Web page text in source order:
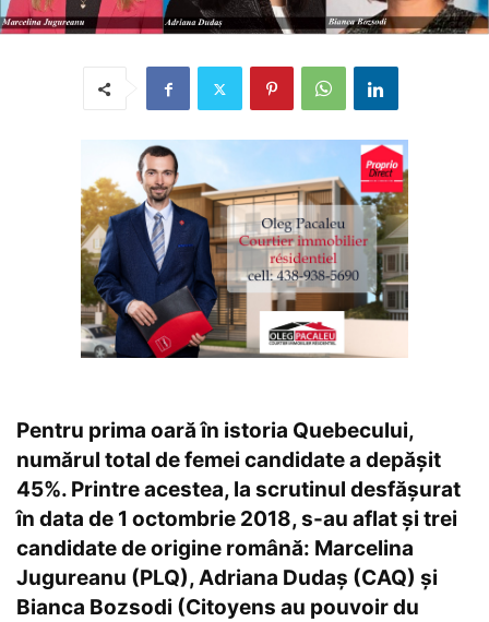
Pentru prima oară în istoria Quebecului,
numărul total de femei candidate a depășit
45%. Printre acestea, la scrutinul desfășurat
în data de 1 octombrie 2018, s-au aflat și trei
candidate de origine română: Marcelina
Jugureanu (PLQ), Adriana Dudaș (CAQ) și
Bianca Bozsodi (Citoyens au pouvoir du